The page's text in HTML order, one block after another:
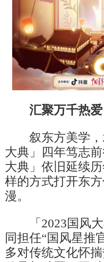
汇聚万千热
叙东方美学，
大典」四年笃志
大典」依旧延续
样的方式打开东
漫。
「2023国风大
同担任“国风星推
多对传统文化怀